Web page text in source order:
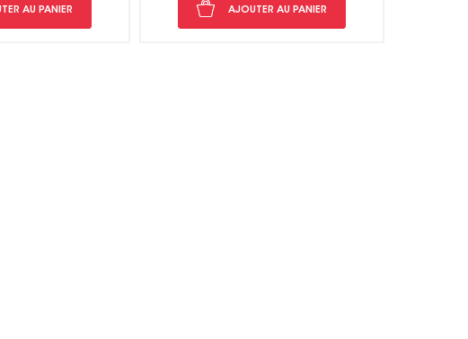
AU PANIER AJOUTER AU PANIER
Non merci !